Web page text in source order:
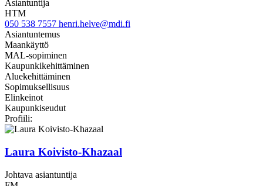
Asiantuntija
HTM
050 538 7557 henri.helve@mdi.fi
Asiantuntemus
Maankäyttö
MAL-sopiminen
Kaupunkikehittäminen
Aluekehittäminen
Sopimuksellisuus
Elinkeinot
Kaupunkiseudut
Profiili:
Laura Koivisto-Khazaal
Johtava asiantuntija